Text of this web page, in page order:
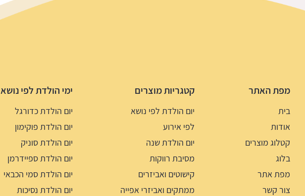
מפת האתר
בית
אודות
קטלוג מוצרים
בלוג
מפת אתר
צור קשר
קטגריות מוצרים
יום הולדת לפי נושא
לפי אירוע
יום הולדת שנה
מסיבת רווקות
קישוטים ואביזרים
ממתקים ואביזרי אפייה
ימי הולדת לפי נושא
יום הולדת כדורגל
יום הולדת פוקימון
יום הולדת סוניק
יום הולדת ספיידרמן
יום הולדת סמי הכבאי
יום הולדת נסיכות